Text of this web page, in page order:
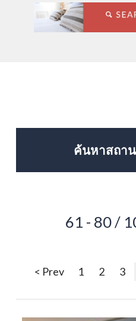
ค้นหาสถา
61 - 80 /
< Prev 1 2 3